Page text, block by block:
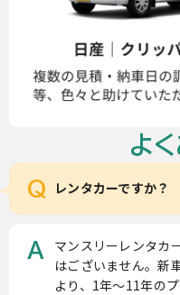
よ
Q レンタカーですか？
A
マンスリーレンタカ
はございません。新
より、1年～11年の